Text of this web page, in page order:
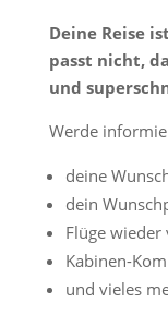
Deine Reise
passt nicht,
und
Werde
deine
dein
Flüge
Kabinen-
und vieles